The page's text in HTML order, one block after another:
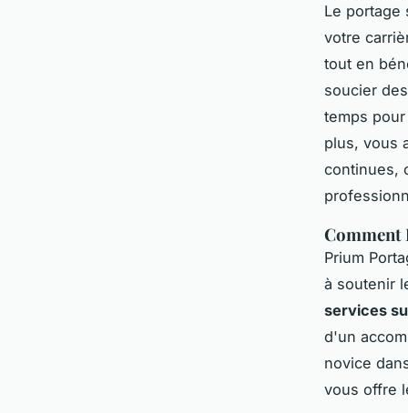
Le portage
votre
tout en
soucier
temps
plus, vous
continues,
Comment
Prium
à soutenir
services
d'un
novice
vous offre